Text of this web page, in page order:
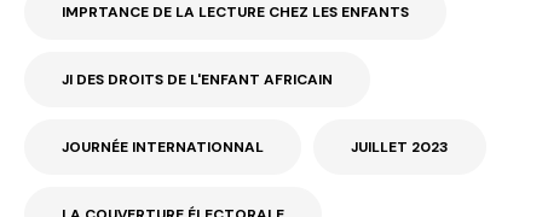
IMPRTANCE DE LA LECTURE CHEZ LES ENFANTS
JI DES DROITS DE L'ENFANT AFRICAIN
JOURNÉE INTERNATIONNAL JUILLET 2023